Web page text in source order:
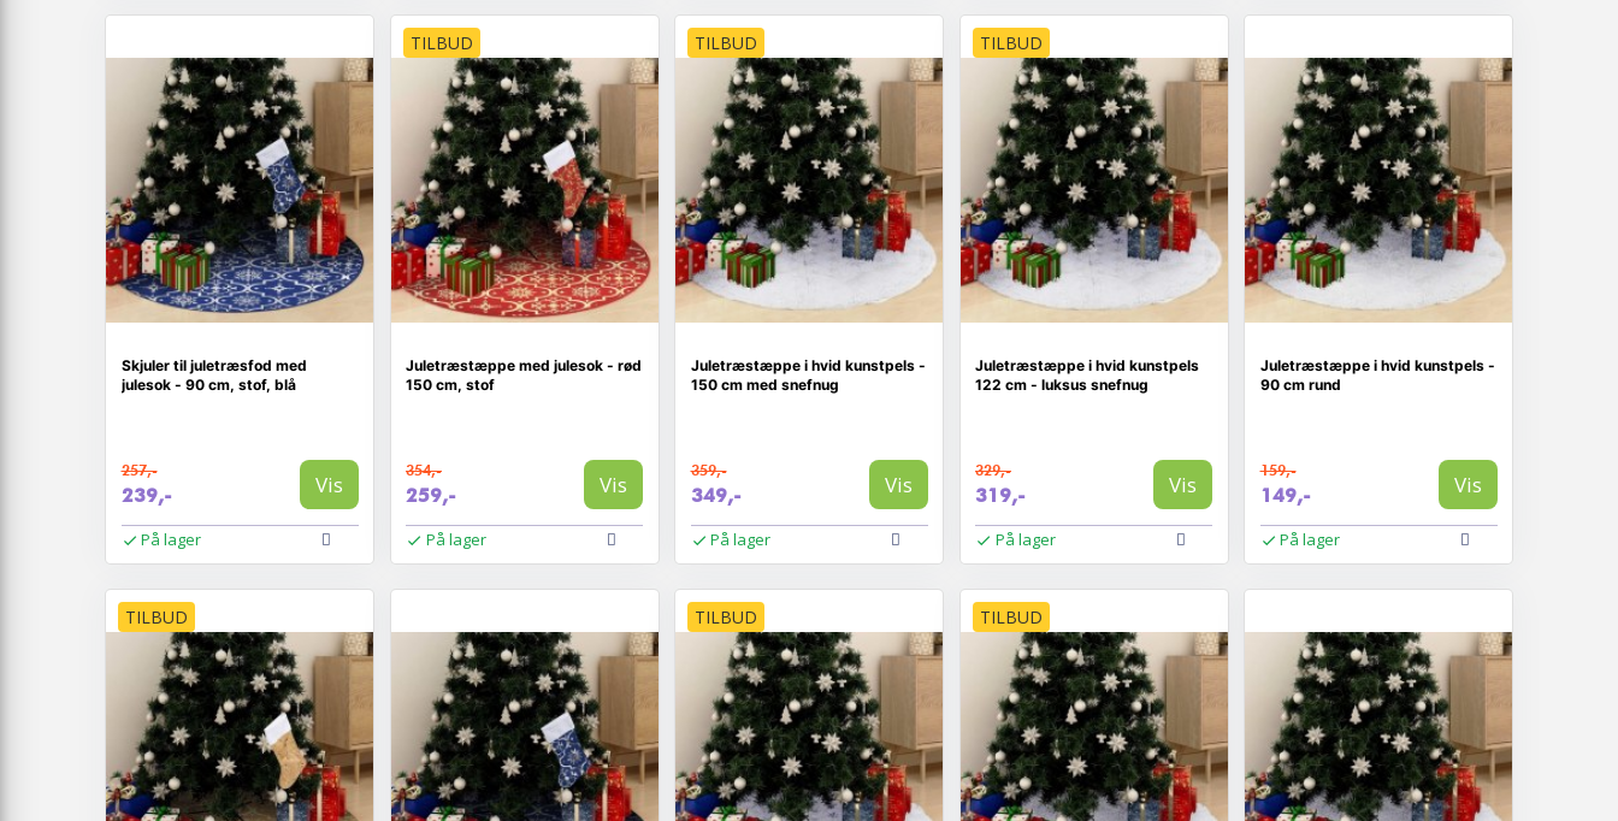
Skjuler til juletræsfod med
julesok - 90 cm, stof, blå
257,-
239,- Vis
På lager
TILBUD
Juletræstæppe med julesok - rød
150 cm, stof
354,-
259,- Vis
På lager
TILBUD
Juletræstæppe i hvid kunstpels -
150 cm med snefnug
359,-
349,- Vis
På lager
TILBUD
Juletræstæppe i hvid kunstpels
122 cm - luksus snefnug
329,-
319,- Vis
På lager
Juletræstæppe i hvid kunstpels -
90 cm rund
159,-
149,- Vis
På lager
TILBUD TILBUD TILBUD